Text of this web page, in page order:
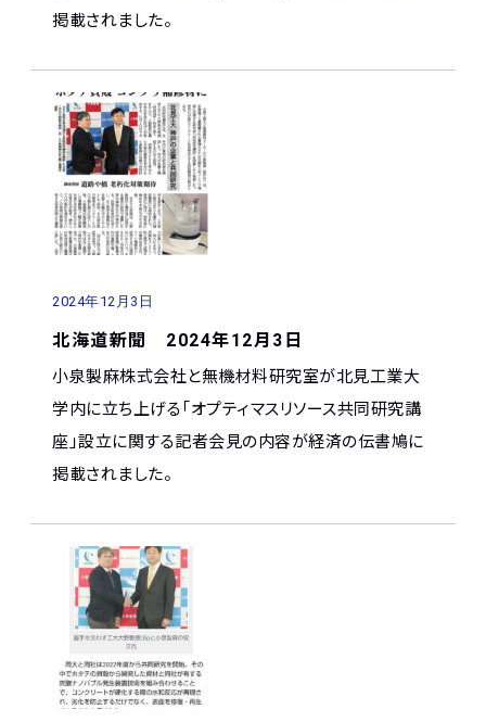
掲載されました。
2024年12月3日
北海道新聞 2024年12月3日
小泉製麻株式会社と無機材料研究室が北見工業大
学内に立ち上げる「オプティマスリソース共同研究講
座」設立に関する記者会見の内容が経済の伝書鳩に
掲載されました。